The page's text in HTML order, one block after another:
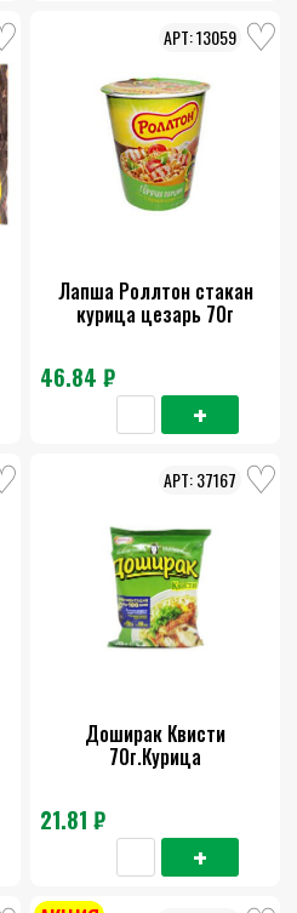
Лапша Роллтон стакан
курица цезарь 70г
46.84 ₽
13059
Доширак Квисти
70г.Курица
21.81 ₽
37167